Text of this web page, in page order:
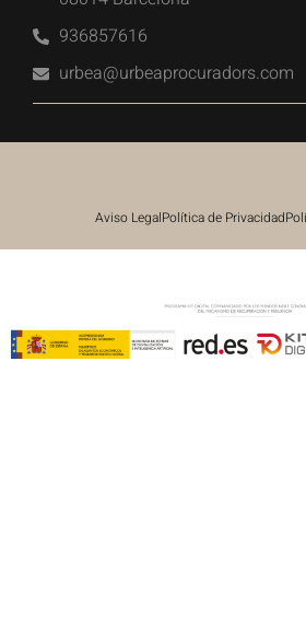
936857616
urbea@urbeaprocuradors.com
Aviso LegalPolítica de Privacidad